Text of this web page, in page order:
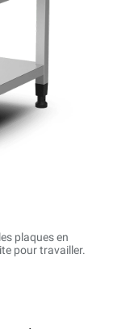
plaques en
pour travailler.